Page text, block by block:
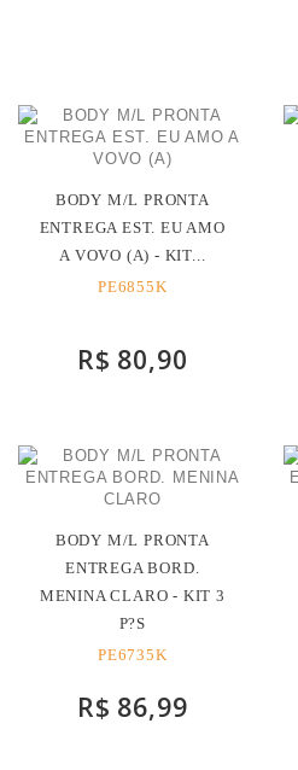
BODY M/L PRONTA
ENTREGA EST. EU AMO
A VOVO (A) - KIT...
PE6855K
R$ 80,90
BODY M/L PRONTA
ENTREGA BORD.
MENINA CLARO - KIT 3
P?S
PE6735K
R$ 86,99